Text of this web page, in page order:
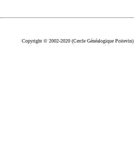
Copyright © 2002-2020 (Cercle Généalogique Poitevin)